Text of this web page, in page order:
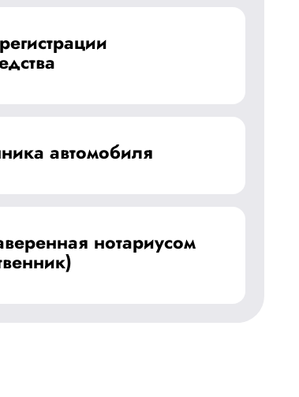
автомобиля
нотариусом